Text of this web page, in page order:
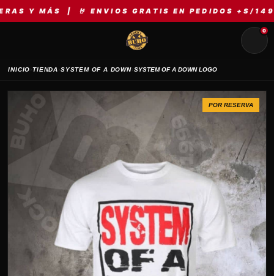
| 🤘 ENVIOS GRATIS EN PEDIDOS +S/149 | ⚡
0
INICIO›TIENDA›SYSTEM OF A DOWN›SYSTEM OF A DOWN LOGO
POR RESERVA